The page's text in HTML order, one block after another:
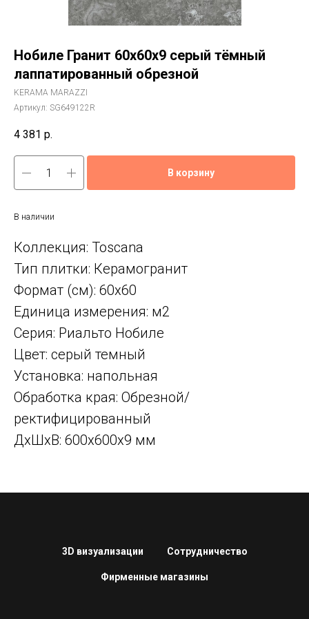
Нобиле Гранит 60x60x9 серый тёмный
лаппатированный обрезной
KERAMA MARAZZI
Артикул: SG649122R
4 381 р.
В корзину
В наличии
Коллекция: Toscana
Тип плитки: Керамогранит
Формат (см): 60x60
Единица измерения: м2
Серия: Риальто Нобиле
Цвет: серый темный
Установка: напольная
Обработка края: Обрезной/
ректифицированный
ДxШxВ: 600x600x9 мм
3D визуализации Сотрудничество
Фирменные магазины